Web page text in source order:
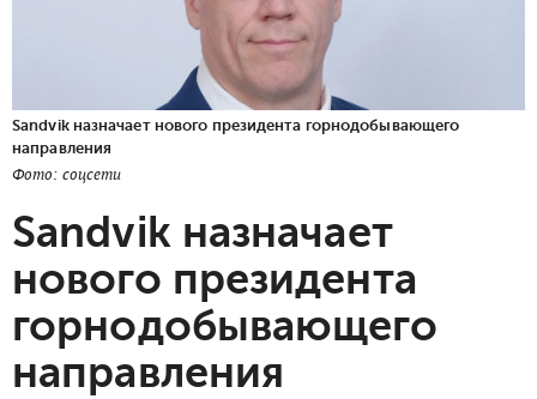
Sandvik назначает нового президента горнодобывающего
направления
Фото: соцсети
Sandvik назначает
нового президента
горнодобывающего
направления